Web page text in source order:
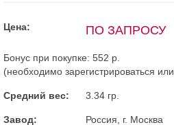
Цена: ПО ЗАПРОСУ
Бонус при покупке: 552 р.
(необходимо зарегистрироваться или
Средний вес: 3.34 гр.
Завод:
Россия, г. Москва